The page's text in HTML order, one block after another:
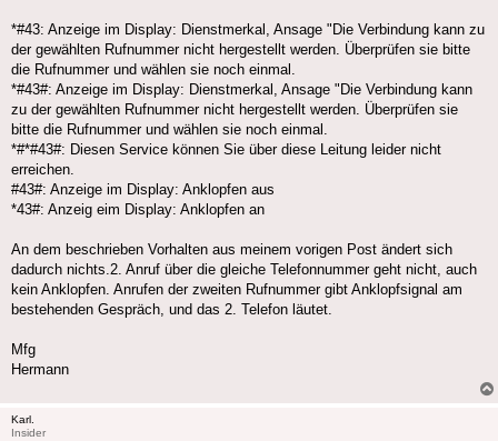
*#43: Anzeige im Display: Dienstmerkal, Ansage "Die Verbindung kann zu
der gewählten Rufnummer nicht hergestellt werden. Überprüfen sie bitte
die Rufnummer und wählen sie noch einmal.
*#43#: Anzeige im Display: Dienstmerkal, Ansage "Die Verbindung kann
zu der gewählten Rufnummer nicht hergestellt werden. Überprüfen sie
bitte die Rufnummer und wählen sie noch einmal.
*#*#43#: Diesen Service können Sie über diese Leitung leider nicht
erreichen.
#43#: Anzeige im Display: Anklopfen aus
*43#: Anzeig eim Display: Anklopfen an
An dem beschrieben Vorhalten aus meinem vorigen Post ändert sich
dadurch nichts.2. Anruf über die gleiche Telefonnummer geht nicht, auch
kein Anklopfen. Anrufen der zweiten Rufnummer gibt Anklopfsignal am
bestehenden Gespräch, und das 2. Telefon läutet.
Mfg
Hermann
Karl.
Insider